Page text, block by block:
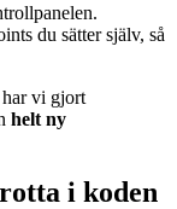
du sätter själv, så
vi gjort
helt ny
i koden